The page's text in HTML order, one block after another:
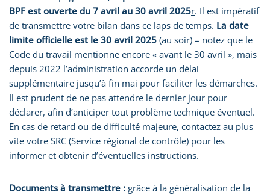
BPF est ouverte du 7 avril au 30 avril 2025r. Il est impératif
de transmettre votre bilan dans ce laps de temps. La date
limite officielle est le 30 avril 2025 (au soir) – notez que le
Code du travail mentionne encore « avant le 30 avril », mais
depuis 2022 l’administration accorde un délai
supplémentaire jusqu’à fin mai pour faciliter les démarches.
Il est prudent de ne pas attendre le dernier jour pour
déclarer, afin d’anticiper tout problème technique éventuel.
En cas de retard ou de difficulté majeure, contactez au plus
vite votre SRC (Service régional de contrôle) pour les
informer et obtenir d’éventuelles instructions.
Documents à transmettre : grâce à la généralisation de la